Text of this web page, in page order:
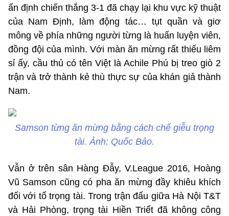
ấn định chiến thắng 3-1 đã chạy lại khu vực kỹ thuật
của Nam Định, làm động tác… tụt quần và giơ
mông về phía những người từng là huấn luyện viên,
đồng đội của mình. Với màn ăn mừng rất thiếu liêm
sỉ ấy, cầu thủ có tên Việt là Achile Phú bị treo giò 2
trận và trở thành kẻ thù thực sự của khán giả thành
Nam.
Samson từng ăn mừng bằng cách chế giễu trọng
tài. Ảnh: Quốc Bảo.
Vẫn ở trên sân Hàng Đẫy, V.League 2016, Hoàng
Vũ Samson cũng có pha ăn mừng đầy khiêu khích
đối với tổ trọng tài. Trong trận đấu giữa Hà Nội T&T
và Hải Phòng, trọng tài Hiền Triết đã không công